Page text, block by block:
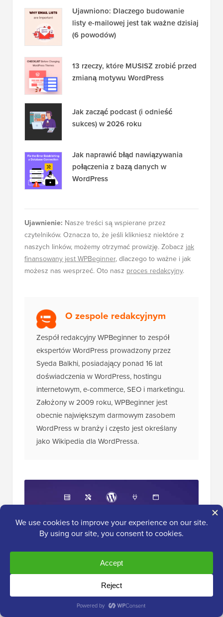
Ujawniono: Dlaczego budowanie
listy e-mailowej jest tak ważne dzisiaj
(6 powodów)
13 rzeczy, które MUSISZ zrobić przed
zmianą motywu WordPress
Jak zacząć podcast (i odnieść
sukces) w 2026 roku
Jak naprawić błąd nawiązywania
połączenia z bazą danych w
WordPress
Ujawnienie: Nasze treści są wspierane przez
czytelników. Oznacza to, że jeśli klikniesz niektóre z
naszych linków, możemy otrzymać prowizję. Zobacz jak
finansowany jest WPBeginner, dlaczego to ważne i jak
możesz nas wesprzeć. Oto nasz proces redakcyjny.
O zespole redakcyjnym
Zespół redakcyjny WPBeginner to zespół
ekspertów WordPress prowadzony przez
Syeda Balkhi, posiadający ponad 16 lat
doświadczenia w WordPress, hostingu
internetowym, e-commerce, SEO i marketingu.
Założony w 2009 roku, WPBeginner jest
obecnie największym darmowym zasobem
WordPress w branży i często jest określany
jako Wikipedia dla WordPressa.
Ostateczny
zestaw narzędzi
WordPress
Uzyskaj BEZPŁATNY dostęp do naszego
zestawu narzędzi– kolekcji produktów i
zasobów związanych z WordPress, które
powinien mieć każdy profesjonalista!